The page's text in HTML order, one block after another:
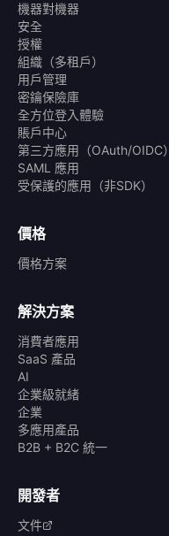
機器對機器
安全
授權
組織（多租戶）
用戶管理
密鑰保險庫
全方位登入體驗
賬戶中心
第三方應用（OAuth/OIDC）
SAML 應用
受保護的應用（非SDK）
價格
價格方案
解決方案
消費者應用
SaaS 產品
AI
企業級就緒
企業
多應用產品
B2B + B2C 統一
開發者
文件